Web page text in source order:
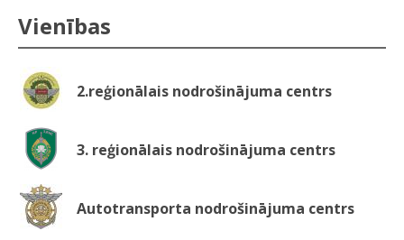
Vienības
2.reģionālais nodrošinājuma centrs
3. reģionālais nodrošinājuma centrs
Autotransporta nodrošinājuma centrs